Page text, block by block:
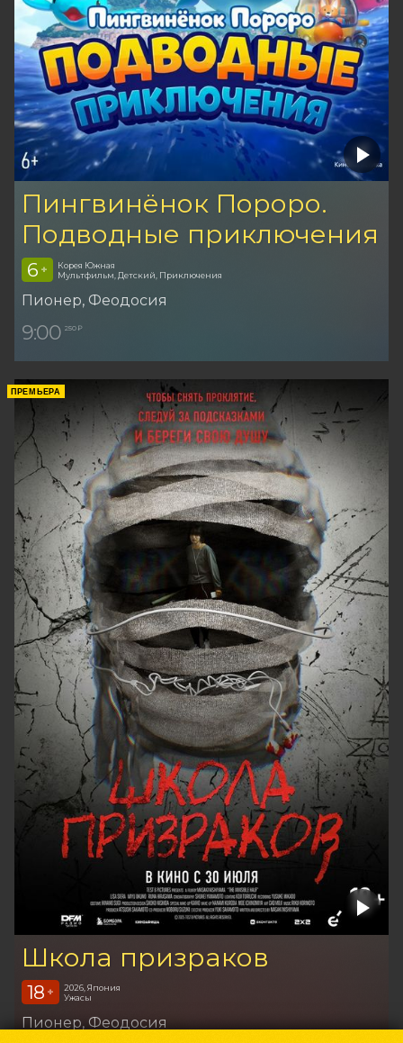
Пингвинёнок Пороро.
Подводные приключения
6 +
Корея Южная
Мультфильм, Детский, Приключения
Пионер, Феодосия
9:00 250 ₽
ПРЕМЬЕРА
Школа призраков
18 +
2026, Япония
Ужасы
Пионер, Феодосия